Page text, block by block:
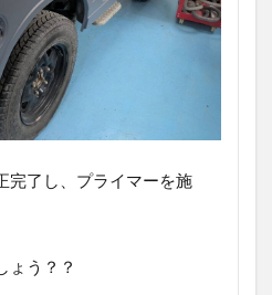
完了し、プライマーを施
ょう？？